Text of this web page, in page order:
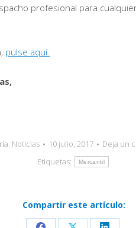
profesional para
pulse aquí.
Noticias 10 julio, 2017
Deja un
Etiquetas:
Mercantil
Compartir este artículo: